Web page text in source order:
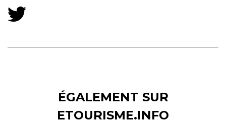
ÉGALEMENT SUR
ETOURISME.INFO